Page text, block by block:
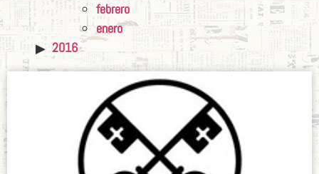
febrero
enero
2016